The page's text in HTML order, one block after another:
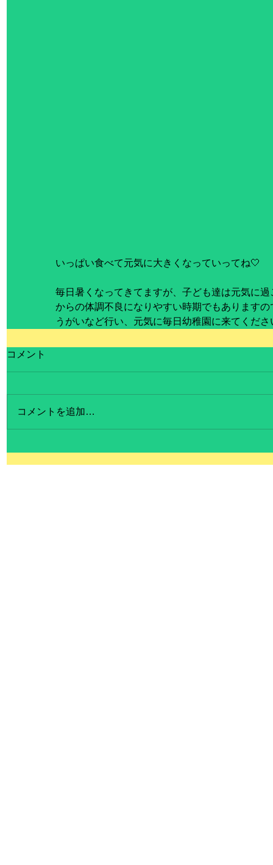
いっぱい食べて元気に大きくなっていってね🤍
毎日暑くなってきてますが、子ども達は元気に
からの体調不良になりやすい時期でもあります
うがいなど行い、元気に毎日幼稚園に来てくださ
コメント
コメントを追加…